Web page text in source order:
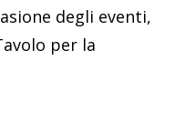
degli eventi,
per la